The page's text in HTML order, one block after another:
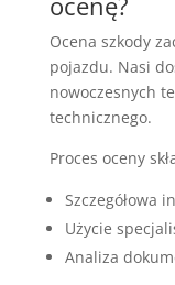
Ocena szkody
pojazdu. Nasi
nowoczesnych
technicznego.
Proces oceny
Szczegółowa
Użycie
Analiza